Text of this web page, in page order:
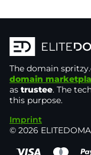
The domain
domain
as trustee. The
this purpose.
Imprint
© 2026